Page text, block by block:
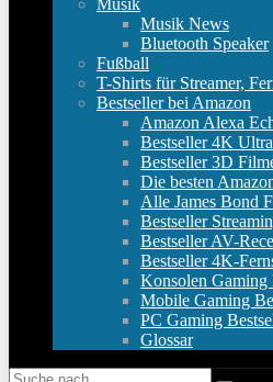
Musik
Musik News
Bluetooth Speaker
Fußball
T-Shirts für Streamer,
Bestseller bei Amazon
Amazon Alexa
Bestseller 4K
Bestseller 3D
Die besten
Alle James Bond
Bestseller
Bestseller AV-
Bestseller 4K-
Konsolen Gaming
Mobile Gaming
PC Gaming
Glossar